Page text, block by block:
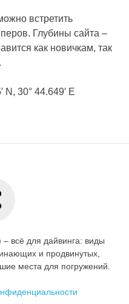
встретить
Глубины сайта –
как новичкам, так
N, 30° 44.649′ E
– всё для дайвинга: виды
и продвинутых,
места для погружений.